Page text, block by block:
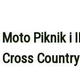
Moto Piknik i
Cross